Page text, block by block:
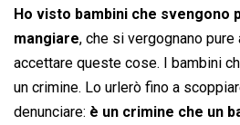
Ho visto bambini che svengono
mangiare, che si vergognano
accettare queste cose. I bambini
un crimine. Lo urlerò fino a
denunciare: è un crimine che un